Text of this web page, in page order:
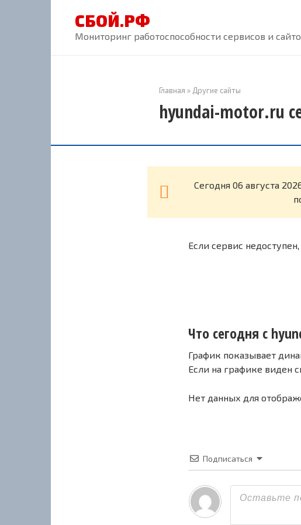
СБОЙ.РФ
Мониторинг работоспособности сервисов и
Главная » Другие сайты
hyundai-motor.ru
Cегодня 06 августа
Если сервис
Что сегодня с
График показывает
Если на графике виден
Нет данных для
Подписаться